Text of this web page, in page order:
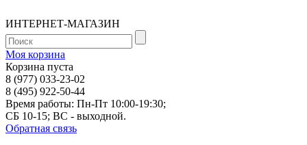
ИНТЕРНЕТ-МАГАЗИН
Моя корзина
Корзина пуста
8 (977) 033-23-02
8 (495) 922-50-44
Время работы: Пн-Пт 10:00-19:30;
СБ 10-15; ВС - выходной.
Обратная связь